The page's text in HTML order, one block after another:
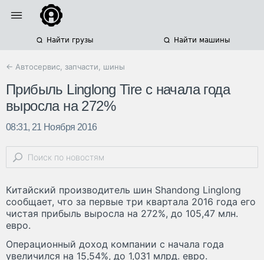
Найти грузы Найти машины
← Автосервис, запчасти, шины
Прибыль Linglong Tire с начала года
выросла на 272%
08:31, 21 Ноября 2016
Китайский производитель шин Shandong Linglong
сообщает, что за первые три квартала 2016 года его
чистая прибыль выросла на 272%, до 105,47 млн.
евро.
Операционный доход компании с начала года
увеличился на 15,54%, до 1,031 млрд. евро.